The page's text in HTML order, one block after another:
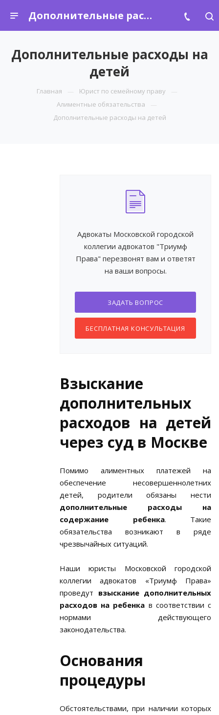
Дополнительные расходы на детей
Дополнительные расходы на
детей
Главная
Юрист по семейному праву
Алиментные обязательства
Дополнительные расходы на детей
Адвокаты Московской городской
коллегии адвокатов "Триумф
Права" перезвонят вам и ответят
на ваши вопросы.
ЗАДАТЬ ВОПРОС
БЕСПЛАТНАЯ КОНСУЛЬТАЦИЯ
Взыскание
дополнительных
расходов на детей
через суд в Москве
Помимо алиментных платежей на
обеспечение несовершеннолетних
детей, родители обязаны нести
дополнительные расходы на
содержание ребенка. Такие
обязательства возникают в ряде
чрезвычайных ситуаций.
Наши юристы Московской городской
коллегии адвокатов «Триумф Права»
проведут взыскание дополнительных
расходов на ребенка в соответствии с
нормами действующего
законодательства.
Основания
процедуры
Обстоятельствами, при наличии которых